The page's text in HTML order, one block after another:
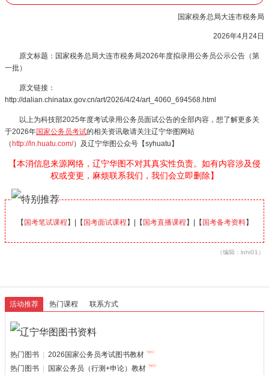
国家税务总局大连市税务局
2026年4月24日
原文标题：国家税务总局大连市税务局2026年度拟录用公务员公示公告（第
一批）
原文链接：
http://dalian.chinatax.gov.cn/art/2026/4/24/art_4060_694568.html
以上为科技部2025年度考试录用公务员面试公告的全部内容，想了解更多关
于2026年国家公务员考试的相关资讯敬请关注辽宁华图网站
（http://ln.huatu.com/）及辽宁华图公众号【syhuatu】
【本消信息来源网络，辽宁华图不对其真实性负责。如有内容涉及侵
权或变更，麻烦联系我们，我们会立即删除】
【 国考笔试课程 】|【 国考面试课程 】|【 国考直播课程 】|【 国考备考资料】
（编辑：lnht01）
活动推荐 热门课程 联系方式
热门图书
2026国家公务员考试图书教材
热门图书
国家公务员（行测+申论）教材